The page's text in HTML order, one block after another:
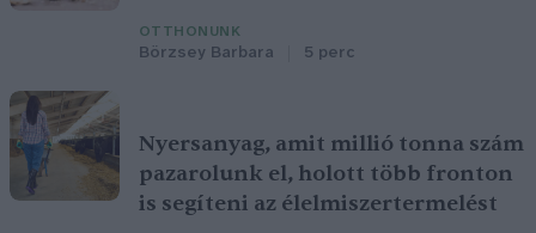
OTTHONUNK
Börzsey Barbara 5 perc
Nyersanyag, amit millió tonna szám
pazarolunk el, holott több fronton
is segíteni az élelmiszertermelést